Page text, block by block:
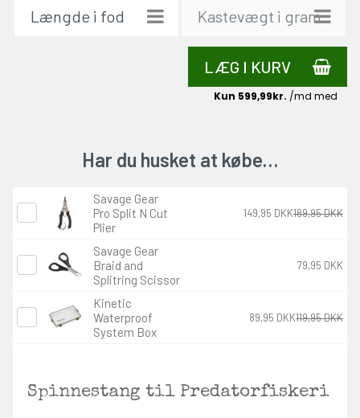
LÆG I KURV
Har du husket at købe…
Savage Gear
Pro Split N Cut
Plier
149,95 DKK189,95 DKK
Savage Gear
Braid and
Splitring Scissor
79,95 DKK
Kinetic
Waterproof
System Box
89,95 DKK119,95 DKK
Spinnestang til Predatorfiskeri